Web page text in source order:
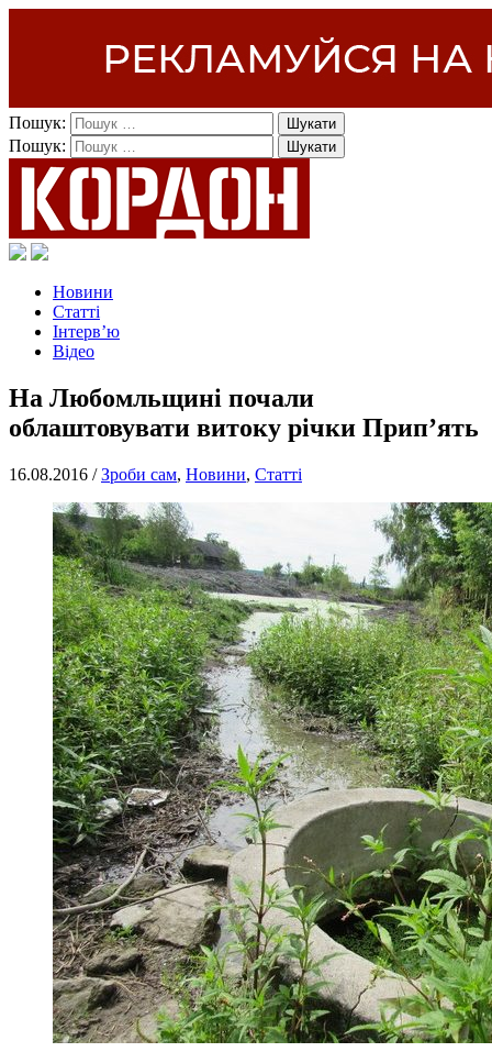
Пошук:
Пошук:
Новини
Статті
Інтерв’ю
Відео
На Любомльщині почали
облаштовувати витоку річки Прип’ять
16.08.2016 /Зроби сам, Новини, Статті